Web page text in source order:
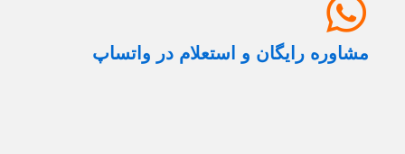
مشاوره رایگان و استعلام در واتساپ